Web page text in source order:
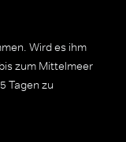
Wird es ihm
zum Mittelmeer
Tagen zu